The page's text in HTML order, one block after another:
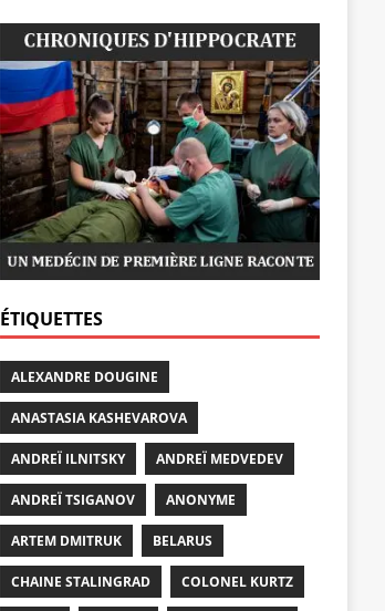
ÉTIQUETTES
ALEXANDRE DOUGINE
ANASTASIA KASHEVAROVA
ANDREÏ ILNITSKY ANDREÏ MEDVEDEV
ANDREÏ TSIGANOV ANONYME
ARTEM DMITRUK BELARUS
CHAINE STALINGRAD COLONEL KURTZ